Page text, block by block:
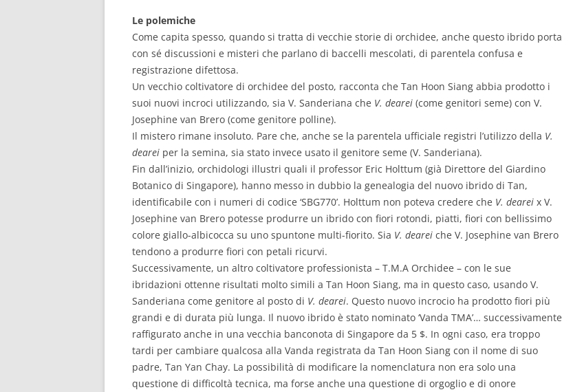
Le polemiche
Come capita spesso, quando si tratta di vecchie storie di orchidee, anche questo ibrido porta
con sé discussioni e misteri che parlano di baccelli mescolati, di parentela confusa e
registrazione difettosa.
Un vecchio coltivatore di orchidee del posto, racconta che Tan Hoon Siang abbia prodotto i
suoi nuovi incroci utilizzando, sia V. Sanderiana che V. dearei (come genitori seme) con V.
Josephine van Brero (come genitore polline).
Il mistero rimane insoluto. Pare che, anche se la parentela ufficiale registri l’utilizzo della V.
dearei per la semina, sia stato invece usato il genitore seme (V. Sanderiana).
Fin dall’inizio, orchidologi illustri quali il professor Eric Holttum (già Direttore del Giardino
Botanico di Singapore), hanno messo in dubbio la genealogia del nuovo ibrido di Tan,
identificabile con i numeri di codice ‘SBG770’. Holttum non poteva credere che V. dearei x V.
Josephine van Brero potesse produrre un ibrido con fiori rotondi, piatti, fiori con bellissimo
colore giallo-albicocca su uno spuntone multi-fiorito. Sia V. dearei che V. Josephine van Brero
tendono a produrre fiori con petali ricurvi.
Successivamente, un altro coltivatore professionista – T.M.A Orchidee – con le sue
ibridazioni ottenne risultati molto simili a Tan Hoon Siang, ma in questo caso, usando V.
Sanderiana come genitore al posto di V. dearei. Questo nuovo incrocio ha prodotto fiori più
grandi e di durata più lunga. Il nuovo ibrido è stato nominato ‘Vanda TMA’… successivamente
raffigurato anche in una vecchia banconota di Singapore da 5 $. In ogni caso, era troppo
tardi per cambiare qualcosa alla Vanda registrata da Tan Hoon Siang con il nome di suo
padre, Tan Yan Chay. La possibilità di modificare la nomenclatura non era solo una
questione di difficoltà tecnica, ma forse anche una questione di orgoglio e di onore